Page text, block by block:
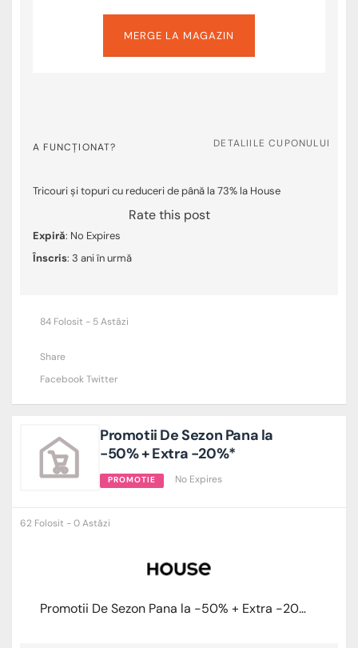
MERGE LA MAGAZIN
A FUNCȚIONAT? DETALIILE CUPONULUI
Tricouri și topuri cu reduceri de până la 73% la House
Rate this post
Expiră: No Expires
Înscris: 3 ani în urmă
84 Folosit - 5 Astăzi
Share
FacebookTwitter
Promotii De Sezon Pana la
-50% + Extra -20%*
PROMOTIE No Expires
62 Folosit - 0 Astăzi
Promotii De Sezon Pana la -50% + Extra -20%*